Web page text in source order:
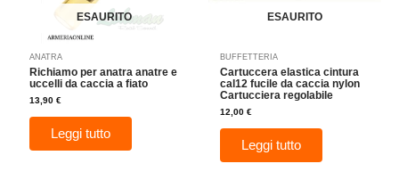
ESAURITO
ANATRA
Richiamo per anatra anatre e
uccelli da caccia a fiato
13,90€
Leggi tutto
ESAURITO
BUFFETTERIA
Cartuccera elastica cintura
cal12 fucile da caccia nylon
Cartucciera regolabile
12,00€
Leggi tutto